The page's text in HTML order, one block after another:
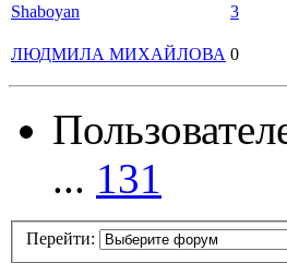
Shaboyan
3
ЛЮДМИЛА МИХАЙЛОВА 0
... 131
Перейти: